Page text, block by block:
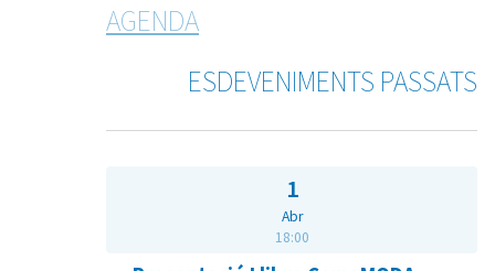
AGENDA
ESDEVENIMENTS PASSATS
1
Abr
18:00